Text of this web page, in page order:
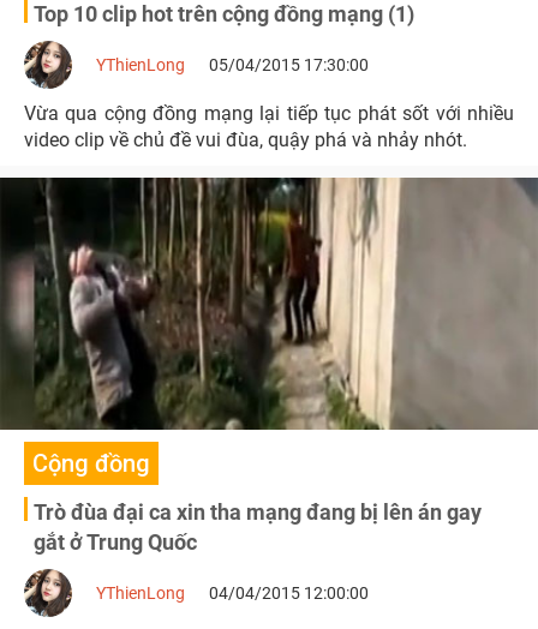
Top 10 clip hot trên cộng đồng mạng (1)
YThienLong 05/04/2015 17:30:00
Vừa qua cộng đồng mạng lại tiếp tục phát sốt với nhiều
video clip về chủ đề vui đùa, quậy phá và nhảy nhót.
Cộng đồng
Trò đùa đại ca xin tha mạng đang bị lên án gay
gắt ở Trung Quốc
YThienLong 04/04/2015 12:00:00